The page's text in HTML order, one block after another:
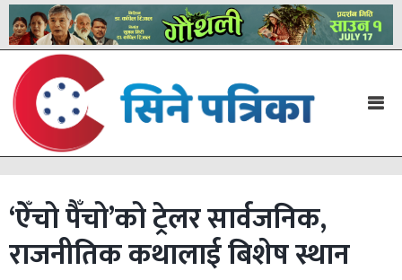
‘ऐँचो पैँचो’को ट्रेलर सार्वजनिक,
राजनीतिक कथालाई बिशेष स्थान